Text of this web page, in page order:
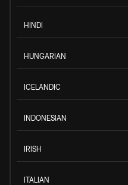
HINDI
HUNGARIAN
ICELANDIC
INDONESIAN
IRISH
ITALIAN